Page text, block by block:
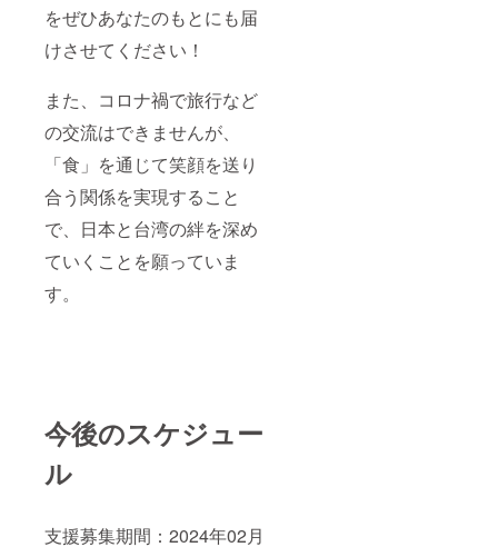
をぜひあなたのもとにも届
けさせてください！
また、コロナ禍で旅行など
の交流はできませんが、
「食」を通じて笑顔を送り
合う関係を実現すること
で、日本と台湾の絆を深め
ていくことを願っていま
す。
今後のスケジュー
ル
支援募集期間：2024年02月